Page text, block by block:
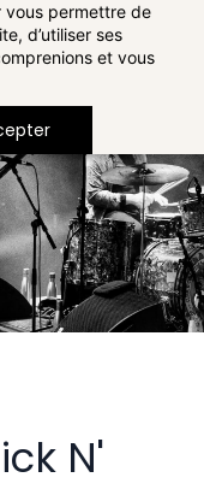
vous permettre de
d’utiliser ses
et vous
N'